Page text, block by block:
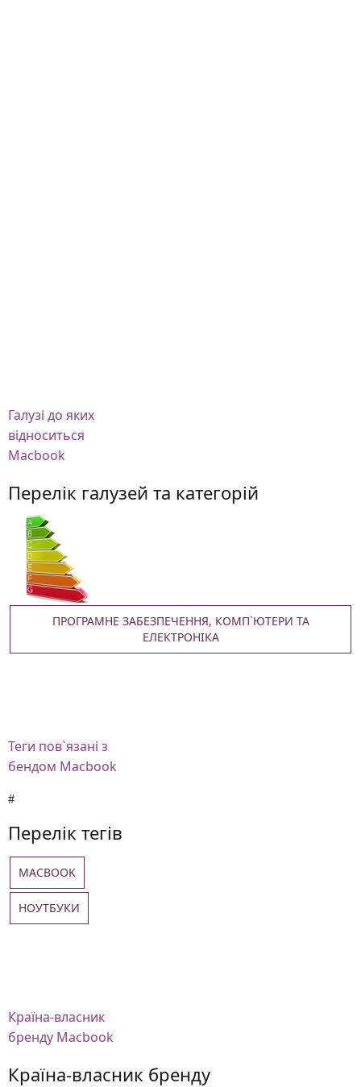
Галузі до яких
відноситься
Macbook
Перелік галузей та категорій
ПРОГРАМНЕ ЗАБЕЗПЕЧЕННЯ, КОМП`ЮТЕРИ ТА
ЕЛЕКТРОНІКА
Теги пов`язані з
бендом Macbook
Перелік тегів
MACBOOK
НОУТБУКИ
Країна-власник
бренду Macbook
Країна-власник бренду